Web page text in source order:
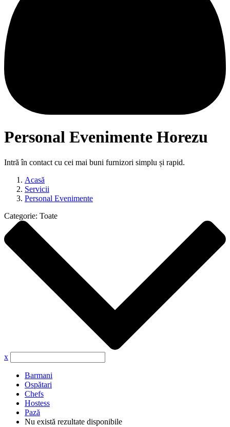
Personal Evenimente Horezu
Intră în contact cu cei mai buni furnizori simplu și rapid.
Acasă
Servicii
Personal Evenimente
Categorie: Toate
x
Barmani
Ospătari
Chefs
Hostess
Pază
Nu există rezultate disponibile